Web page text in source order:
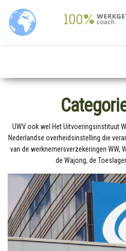
naar
UWV ook wel Het Uitvoeringsinstituut
Nederlandse overheidsinstelling die
van de werknemersverzekeringen WW,
de Wajong, de